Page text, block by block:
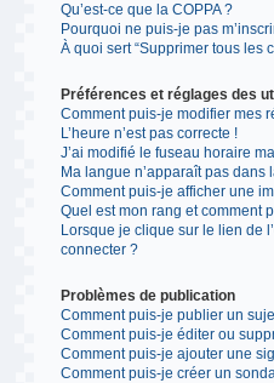
Qu’est-ce que la COPPA ?
Pourquoi ne puis-je pas
À quoi sert “Supprimer tous les
Préférences et réglages des
Comment puis-je modifier mes
L’heure n’est pas correcte !
J’ai modifié le fuseau horaire
Ma langue n’apparaît pas dans
Comment puis-je afficher une
Quel est mon rang et comment
Lorsque je clique sur le lien de
connecter ?
Problèmes de publication
Comment puis-je publier un
Comment puis-je éditer ou
Comment puis-je ajouter une
Comment puis-je créer un